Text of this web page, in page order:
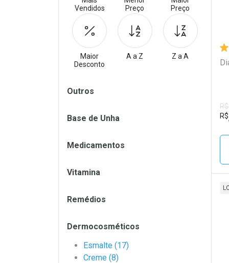
R$
Vendidos
Preço
Preço
Maior
Desconto
A a Z Z a A
Filtros
Outros
Base de Unha
Medicamentos
Vitamina
Remédios
Dermocosméticos
Esmalte (17)
Creme (8)